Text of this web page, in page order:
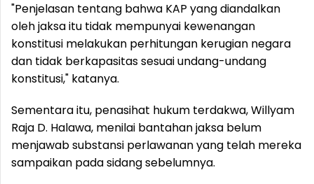
"Penjelasan tentang bahwa KAP yang diandalkan
oleh jaksa itu tidak mempunyai kewenangan
konstitusi melakukan perhitungan kerugian negara
dan tidak berkapasitas sesuai undang-undang
konstitusi," katanya.
Sementara itu, penasihat hukum terdakwa, Willyam
Raja D. Halawa, menilai bantahan jaksa belum
menjawab substansi perlawanan yang telah mereka
sampaikan pada sidang sebelumnya.